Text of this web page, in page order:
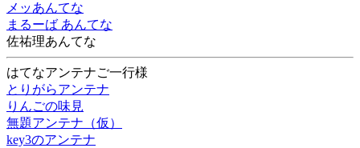
メッあんてな
まるーば あんてな
佐祐理あんてな
はてなアンテナご一行様
とりがらアンテナ
りんごの味見
無題アンテナ（仮）
key3のアンテナ